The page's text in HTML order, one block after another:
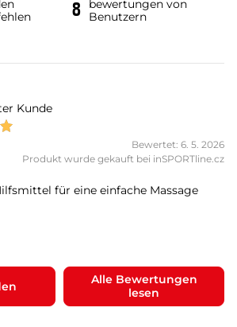
8
bewertungen von
Benutzern
Kunde
Bewertet: 6. 5. 2026
Produkt wurde gekauft bei inSPORTline.cz
für eine einfache Massage
Alle Bewertungen
lesen